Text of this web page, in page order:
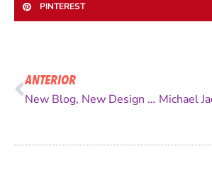
PINTEREST
ANTERIOR
New Blog, New Design – Nuevo Blog, Nuevo Diseño